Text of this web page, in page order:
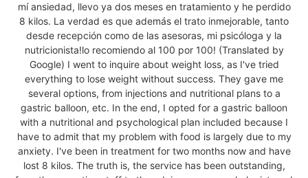
Aumento de labiosen Vigo
Tratamiento de arrugasen Vigo
Rejuvenecimiento facialen Vigo
Y si lo que quieres eseliminar la celulitisen Vigo,
te presentamos el tratamiento innovador:Cellfina.
CONOCE LOS TRATAMIENTOS ESTÉTICOS DE
DORSIA
Injerto capilar en Vigo
mí ansiedad, llevo ya dos meses en tratamiento y he perdido
8 kilos. La verdad es que además el trato inmejorable, tanto
desde recepción como de las asesoras, mi psicóloga y la
nutricionista!lo recomiendo al 100 por 100! (Translated by
Google) I went to inquire about weight loss, as I've tried
everything to lose weight without success. They gave me
several options, from injections and nutritional plans to a
gastric balloon, etc. In the end, I opted for a gastric balloon
with a nutritional and psychological plan included because I
have to admit that my problem with food is largely due to my
anxiety. I've been in treatment for two months now and have
lost 8 kilos. The truth is, the service has been outstanding,